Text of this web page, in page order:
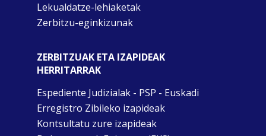
Lekualdatze-lehiaketak
Zerbitzu-eginkizunak
ZERBITZUAK ETA IZAPIDEAK
HERRITARRAK
Espediente Judizialak - PSP - Euskadi
Erregistro Zibileko izapideak
Kontsultatu zure izapideak